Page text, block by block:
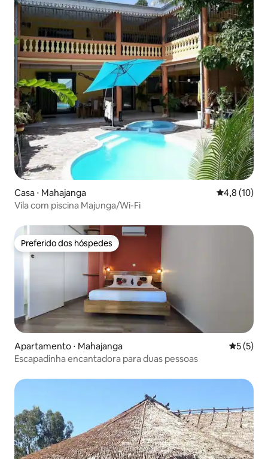
Casa ⋅ Mahajanga 4,8 de uma
4,8 (10)
Vila com piscina Majunga/Wi-Fi
Preferido dos hóspedes
Preferido dos hóspedes
Apartamento ⋅ Mahajanga 5 de
5 (5)
Escapadinha encantadora para duas pessoas